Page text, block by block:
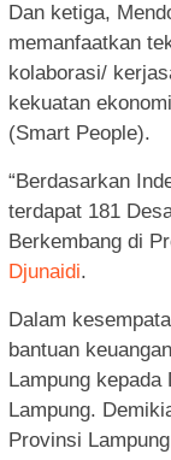
Dan ketiga,
memanfaatkan
kolaborasi/
kekuatan
(Smart People).
“Berdasarkan
terdapat 181
Berkembang di
Djunaidi.
Dalam
bantuan
Lampung
Lampung.
Provinsi